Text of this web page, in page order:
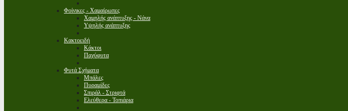
Φοίνικες - Χαμαίρωπες
Χαμηλής ανάπτυξης - Νάνα
Υψηλής ανάπτυξης
Κακτοειδή
Κάκτοι
Παχύφυτα
Φυτά Σχήματα
Μπάλες
Πυραμίδες
Σπιράλ - Στριφτά
Ελεύθερα - Τοπιάρια